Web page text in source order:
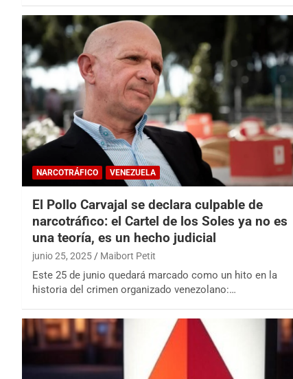
NARCOTRÁFICO VENEZUELA
El Pollo Carvajal se declara culpable de
narcotráfico: el Cartel de los Soles ya no es
una teoría, es un hecho judicial
junio 25, 2025 Maibort Petit
Este 25 de junio quedará marcado como un hito en la
historia del crimen organizado venezolano:…